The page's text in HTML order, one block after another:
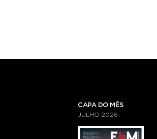
CAPA DO MÊS
JULHO 2026